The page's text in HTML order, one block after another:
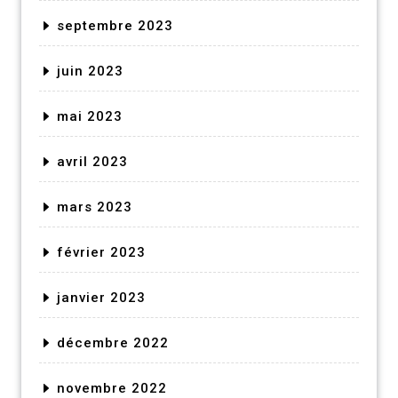
septembre 2023
juin 2023
mai 2023
avril 2023
mars 2023
février 2023
janvier 2023
décembre 2022
novembre 2022